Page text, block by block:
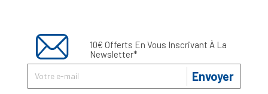
10€ Offerts En Vous Inscrivant À La
Newsletter*
Envoyer